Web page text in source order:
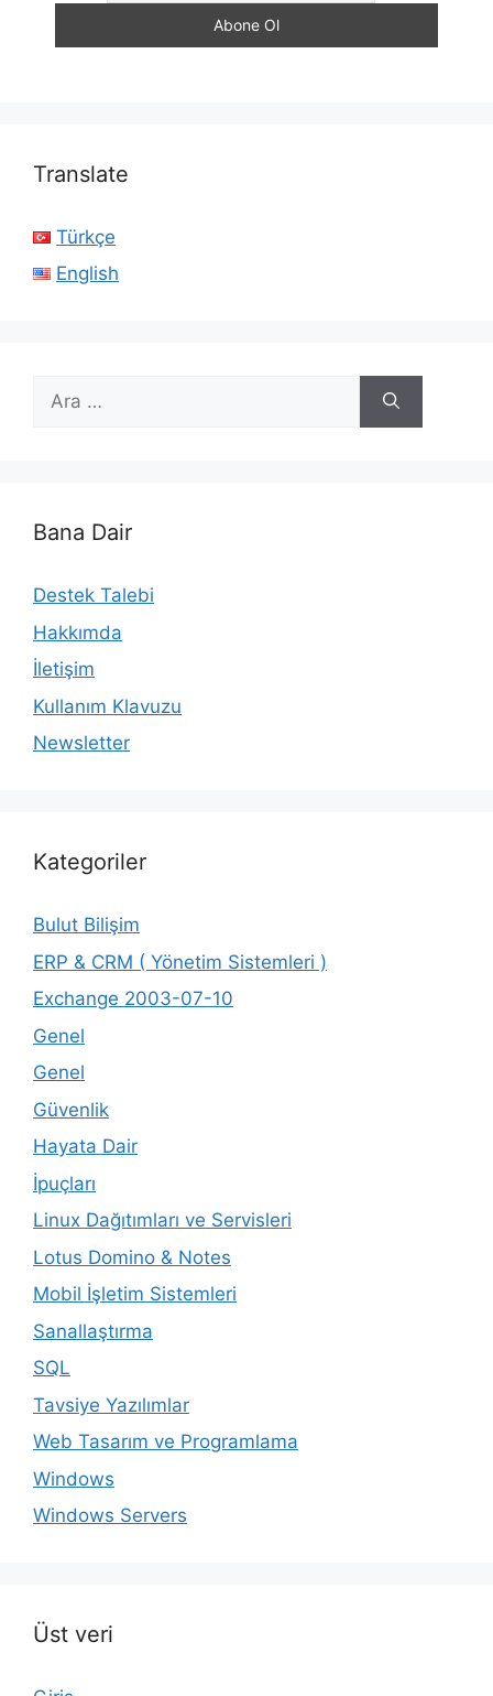
Translate
Türkçe
English
için
Bana Dair
Destek Talebi
Hakkımda
İletişim
Kullanım Klavuzu
Newsletter
Kategoriler
Bulut Bilişim
ERP & CRM ( Yönetim Sistemleri )
Exchange 2003-07-10
Genel
Genel
Güvenlik
Hayata Dair
İpuçları
Linux Dağıtımları ve Servisleri
Lotus Domino & Notes
Mobil İşletim Sistemleri
Sanallaştırma
SQL
Tavsiye Yazılımlar
Web Tasarım ve Programlama
Windows
Windows Servers
Üst veri